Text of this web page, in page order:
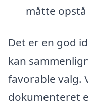
måtte opstå
Det er en god
kan
favorable valg.
dokumenteret